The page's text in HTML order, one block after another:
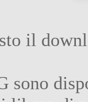
il
sono